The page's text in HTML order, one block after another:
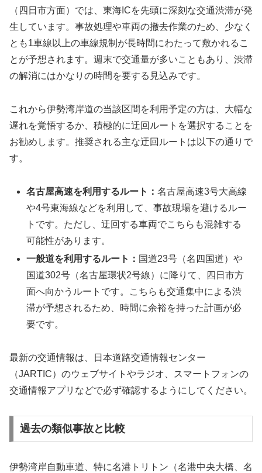
（四日市方面）では、東海ICを先頭に深刻な交通渋滞が発
生しています。事故処理や車両の撤去作業のため、少なく
とも1車線以上の車線規制が長時間にわたって敷かれるこ
とが予想されます。週末で交通量が多いこともあり、渋滞
の解消にはかなりの時間を要する見込みです。
これから伊勢湾岸道の当該区間を利用予定の方は、大幅な
遅れを覚悟するか、積極的に迂回ルートを選択することを
お勧めします。推奨される主な迂回ルートは以下の通りで
す。
名古屋高速を利用するルート：名古屋高速3号大高線
や4号東海線などを利用して、事故現場を避けるルー
トです。ただし、迂回する車両でこちらも混雑する
可能性があります。
一般道を利用するルート： 国道23号（名四国道）や
国道302号（名古屋環状2号線）に降りて、四日市方
面へ向かうルートです。こちらも交通集中による渋
滞が予想されるため、時間に余裕を持った計画が必
要です。
最新の交通情報は、日本道路交通情報センター
（JARTIC）のウェブサイトやラジオ、スマートフォンの
交通情報アプリなどで必ず確認するようにしてください。
過去の類似事故と比較
伊勢湾岸自動車道、特に名港トリトン（名港中央大橋、名